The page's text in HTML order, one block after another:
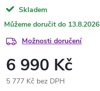
Skladem
13.8.2026
Možnosti doručení
6 990 Kč
5 777 Kč bez DPH